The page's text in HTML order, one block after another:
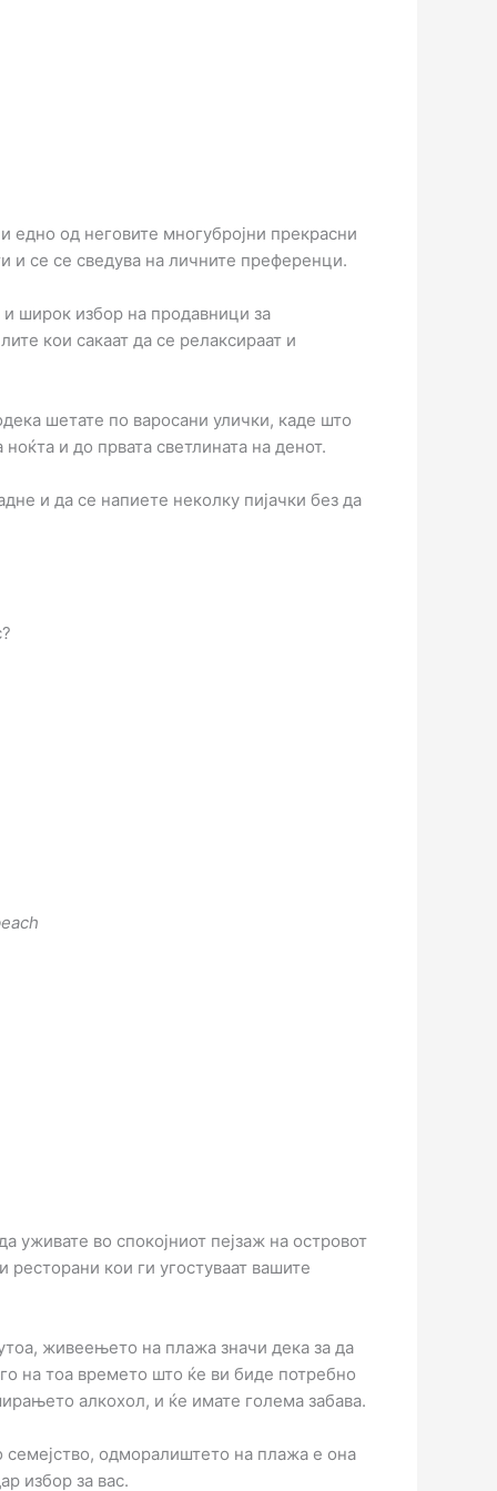
едно од неговите многубројни прекрасни
и се се сведува на личните преференци.
широк избор на продавници за
кои сакаат да се релаксираат и
шетате по варосани улички, каде што
и до првата светлината на денот.
и да се напиете неколку пијачки без да
уживате во спокојниот пејзаж на островот
кои ги угостуваат вашите
живеењето на плажа значи дека за да
на тоа времето што ќе ви биде потребно
алкохол, и ќе имате голема забава.
одморалиштето на плажа е она
избор за вас.